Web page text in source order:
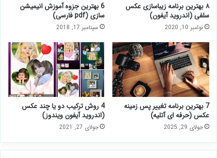
۸ بهترین برنامه زیباسازی عکس
سلفی (اندروید آیفون)
نوامبر 10, 2020
6 بهترین جزوه آموزش انیمیشن
سازی (pdf فارسی)
سپتامبر 17, 2018
7 بهترین برنامه تغییر پس زمینه
عکس (حرفه ای آتلیه)
جولای 29, 2025
4 روش ترکیب دو یا چند عکس
(اندروید آیفون ویندوز)
جولای 27, 2021